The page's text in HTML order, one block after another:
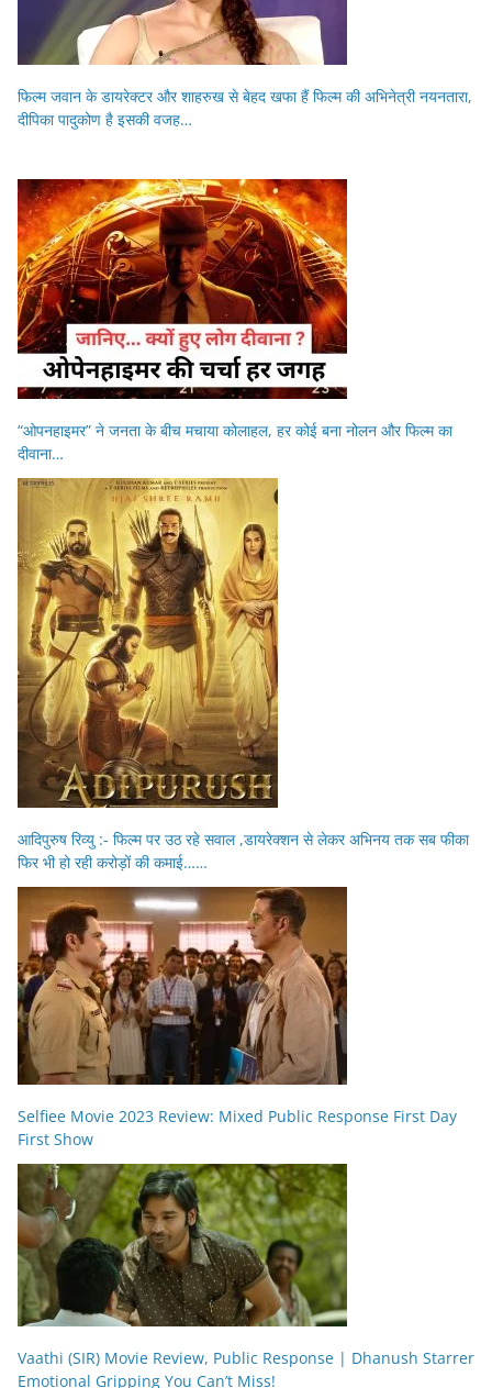
फिल्म जवान के डायरेक्टर और शाहरुख से बेहद खफा हैं फिल्म की अभिनेत्री नयनतारा,
दीपिका पादुकोण है इसकी वजह…
“ओपनहाइमर” ने जनता के बीच मचाया कोलाहल, हर कोई बना नोलन और फिल्म का
दीवाना…
आदिपुरुष रिव्यु :- फिल्म पर उठ रहे सवाल ,डायरेक्शन से लेकर अभिनय तक सब फीका
फिर भी हो रही करोड़ों की कमाई……
Selfiee Movie 2023 Review: Mixed Public Response First Day
First Show
Vaathi (SIR) Movie Review, Public Response | Dhanush Starrer
Emotional Gripping You Can’t Miss!